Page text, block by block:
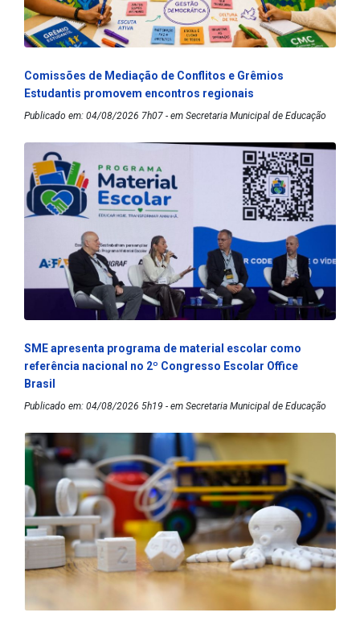
Comissões de Mediação de Conflitos e Grêmios
Estudantis promovem encontros regionais
Publicado em: 04/08/2026 7h07 - em Secretaria Municipal de Educação
SME apresenta programa de material escolar como
referência nacional no 2º Congresso Escolar Office
Brasil
Publicado em: 04/08/2026 5h19 - em Secretaria Municipal de Educação